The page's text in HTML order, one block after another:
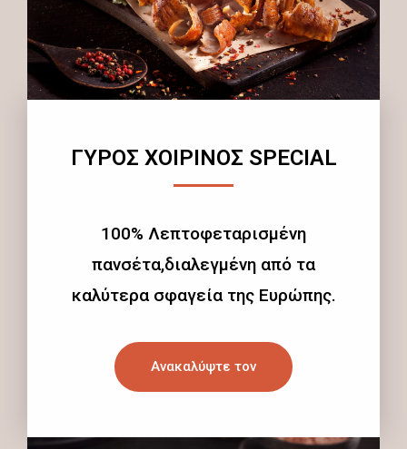
ΓΥΡΟΣ ΧΟΙΡΙΝΟΣ SPECIAL
100% Λεπτοφεταρισμένη
πανσέτα,διαλεγμένη από τα
καλύτερα σφαγεία της Ευρώπης.
Ανακαλύψτε τον